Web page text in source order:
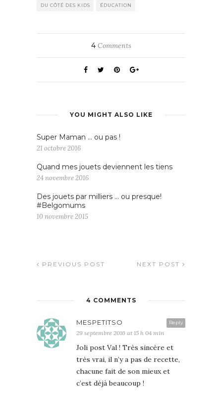
DU CÔTÉ DES KIDS ÉDUCATION
4Comments
YOU MIGHT ALSO LIKE
Super Maman … ou pas !
21 octobre 2016
Quand mes jouets deviennent les tiens
24 novembre 2016
Des jouets par milliers … ou presque!
#Belgomums
10 novembre 2015
PREVIOUS POST NEXT POST
4 COMMENTS
Reply
MESPETITSO
29 septembre 2016 at 15 h 04 min
Joli post Val ! Très sincère et
très vrai, il n’y a pas de recette,
chacune fait de son mieux et
c’est déjà beaucoup !